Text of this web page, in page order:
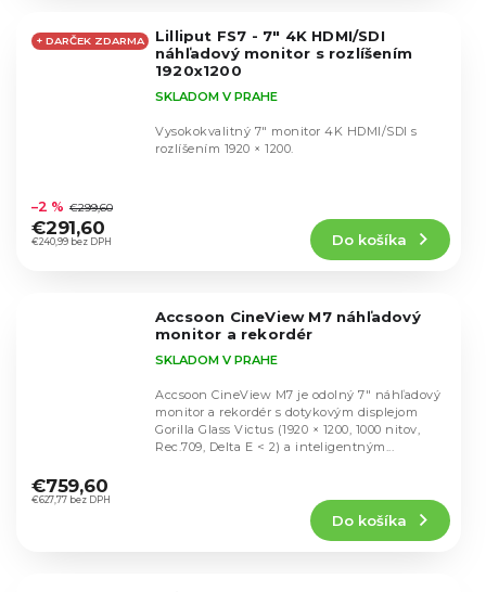
hviezdičiek.
+ DARČEK ZDARMA
Lilliput FS7 - 7" 4K HDMI/SDI
náhľadový monitor s rozlíšením
1920x1200
hodnotenie
produktu
je
SKLADOM V PRAHE
€240,99 bez DPH
–2 % €299,60
€291,60
Do košíka
Vysokokvalitný 7" monitor 4K HDMI/SDI s
rozlíšením 1920 × 1200.
Accsoon CineView M7 náhľadový
monitor a rekordér
hodnotenie
produktu
SKLADOM V PRAHE
€627,77 bez DPH
€759,60
Do košíka
Accsoon CineView M7 je odolný 7″ náhľadový
monitor a rekordér s dotykovým displejom
Gorilla Glass Victus (1920 × 1200, 1000 nitov,
Rec.709, Delta E < 2) a inteligentným...